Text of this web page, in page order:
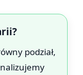
podział,